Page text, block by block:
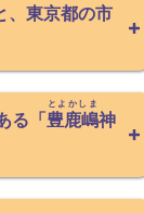
、東京都の市
る「豊鹿嶋
とよかしま
神